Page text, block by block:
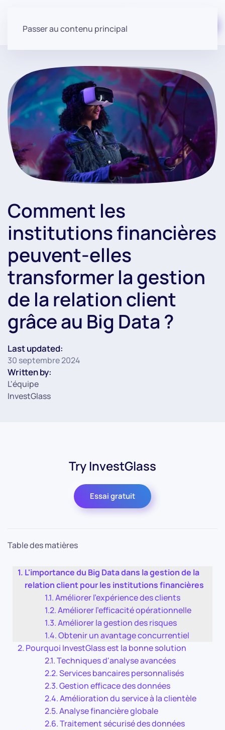
Passer au contenu principal
Comment les
institutions financières
peuvent-elles
transformer la gestion
de la relation client
grâce au Big Data ?
Last updated:
30 septembre 2024
Written by:
L'équipe
InvestGlass
Try InvestGlass
Essai gratuit
Table des matières
L'importance du Big Data dans la gestion de la
relation client pour les institutions financières
Améliorer l'expérience des clients
Améliorer l'efficacité opérationnelle
Améliorer la gestion des risques
Obtenir un avantage concurrentiel
Pourquoi InvestGlass est la bonne solution
Techniques d'analyse avancées
Services bancaires personnalisés
Gestion efficace des données
Amélioration du service à la clientèle
Analyse financière globale
Traitement sécurisé des données